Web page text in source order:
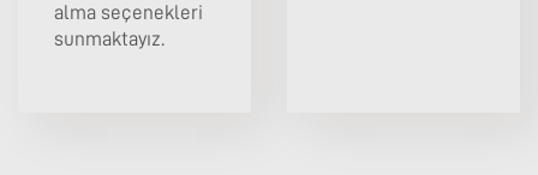
alma seçenekleri
sunmaktayız.